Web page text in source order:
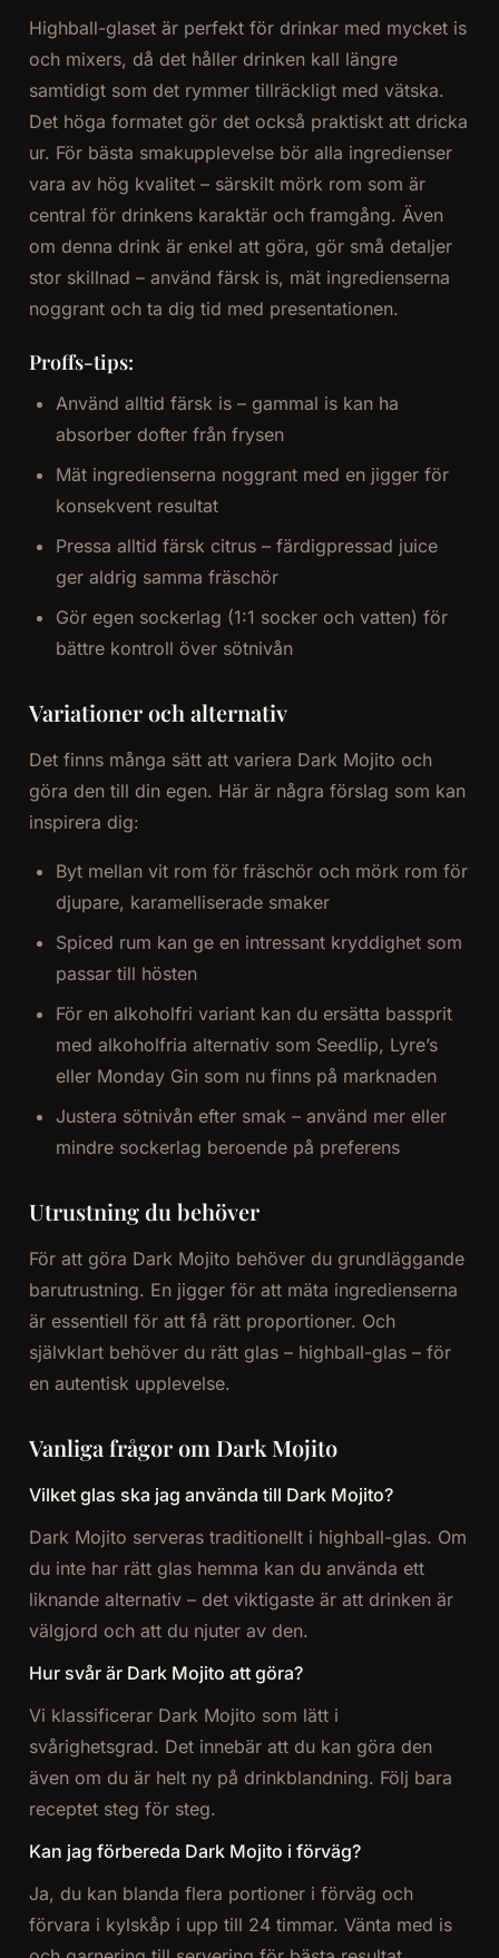
Highball-glaset är perfekt för drinkar med mycket is
och mixers, då det håller drinken kall längre
samtidigt som det rymmer tillräckligt med vätska.
Det höga formatet gör det också praktiskt att dricka
ur. För bästa smakupplevelse bör alla ingredienser
vara av hög kvalitet – särskilt mörk rom som är
central för drinkens karaktär och framgång. Även
om denna drink är enkel att göra, gör små detaljer
stor skillnad – använd färsk is, mät ingredienserna
noggrant och ta dig tid med presentationen.
Proffs-tips:
Använd alltid färsk is – gammal is kan ha
absorber dofter från frysen
Mät ingredienserna noggrant med en jigger för
konsekvent resultat
Pressa alltid färsk citrus – färdigpressad juice
ger aldrig samma fräschör
Gör egen sockerlag (1:1 socker och vatten) för
bättre kontroll över sötnivån
Variationer och alternativ
Det finns många sätt att variera Dark Mojito och
göra den till din egen. Här är några förslag som kan
inspirera dig:
Byt mellan vit rom för fräschör och mörk rom för
djupare, karamelliserade smaker
Spiced rum kan ge en intressant kryddighet som
passar till hösten
För en alkoholfri variant kan du ersätta bassprit
med alkoholfria alternativ som Seedlip, Lyre’s
eller Monday Gin som nu finns på marknaden
Justera sötnivån efter smak – använd mer eller
mindre sockerlag beroende på preferens
Utrustning du behöver
För att göra Dark Mojito behöver du grundläggande
barutrustning. En jigger för att mäta ingredienserna
är essentiell för att få rätt proportioner. Och
självklart behöver du rätt glas – highball-glas – för
en autentisk upplevelse.
Vanliga frågor om Dark Mojito
Vilket glas ska jag använda till Dark Mojito?
Dark Mojito serveras traditionellt i highball-glas. Om
du inte har rätt glas hemma kan du använda ett
liknande alternativ – det viktigaste är att drinken är
välgjord och att du njuter av den.
Hur svår är Dark Mojito att göra?
Vi klassificerar Dark Mojito som lätt i
svårighetsgrad. Det innebär att du kan göra den
även om du är helt ny på drinkblandning. Följ bara
receptet steg för steg.
Kan jag förbereda Dark Mojito i förväg?
Ja, du kan blanda flera portioner i förväg och
förvara i kylskåp i upp till 24 timmar. Vänta med is